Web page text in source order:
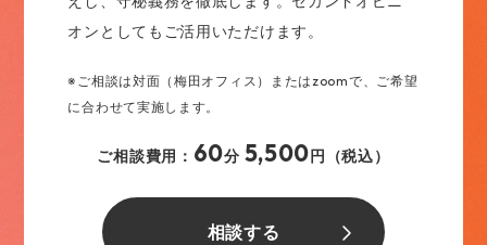
オンとしてもご活用いただけます。
※ご相談は対面（梅田オフィス）またはzoomで、ご希望
に合わせて実施します。
ご相談費用： 60分 5,500円（税込）
相談する